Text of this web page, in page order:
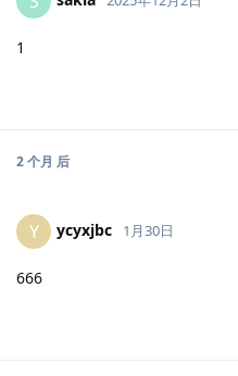
1
2 个月 后
Y ycyxjbc 1月30日
666